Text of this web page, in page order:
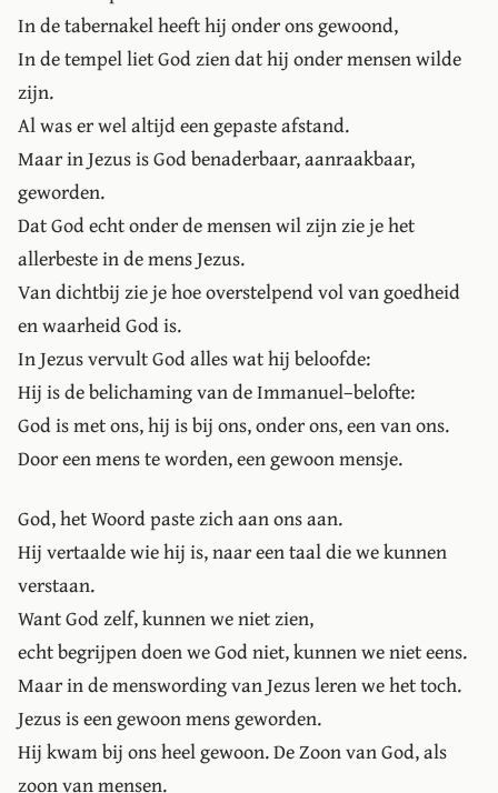
In de tabernakel heeft hij onder ons gewoond,
In de tempel liet God zien dat hij onder mensen wilde
zijn.
Al was er wel altijd een gepaste afstand.
Maar in Jezus is God benaderbaar, aanraakbaar,
geworden.
Dat God echt onder de mensen wil zijn zie je het
allerbeste in de mens Jezus.
Van dichtbij zie je hoe overstelpend vol van goedheid
en waarheid God is.
In Jezus vervult God alles wat hij beloofde:
Hij is de belichaming van de Immanuel–belofte:
God is met ons, hij is bij ons, onder ons, een van ons.
Door een mens te worden, een gewoon mensje.
God, het Woord paste zich aan ons aan.
Hij vertaalde wie hij is, naar een taal die we kunnen
verstaan.
Want God zelf, kunnen we niet zien,
echt begrijpen doen we God niet, kunnen we niet eens.
Maar in de menswording van Jezus leren we het toch.
Jezus is een gewoon mens geworden.
Hij kwam bij ons heel gewoon. De Zoon van God, als
zoon van mensen.